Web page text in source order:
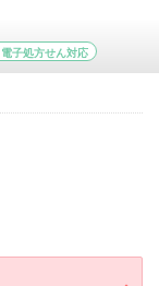
電子処方せん対応